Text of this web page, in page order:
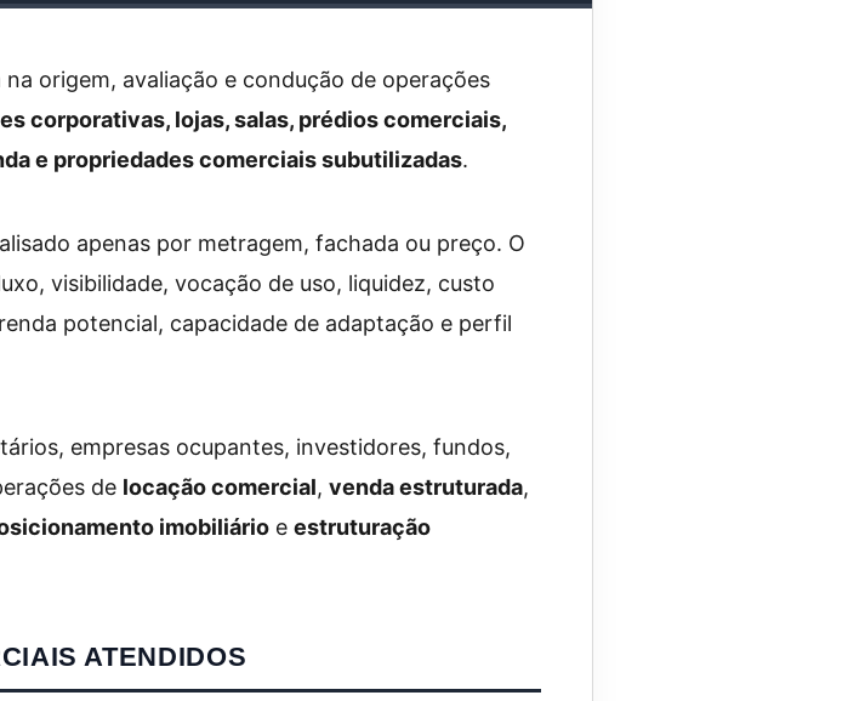
na origem, avaliação e condução de operações
corporativas, lojas, salas, prédios comerciais,
e propriedades comerciais subutilizadas.
apenas por metragem, fachada ou preço. O
visibilidade, vocação de uso, liquidez, custo
potencial, capacidade de adaptação e perfil
empresas ocupantes, investidores, fundos,
de locação comercial, venda estruturada,
imobiliário e estruturação
ATENDIDOS